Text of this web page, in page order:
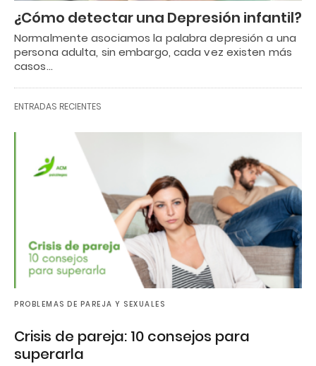
¿Cómo detectar una Depresión infantil?
Normalmente asociamos la palabra depresión a una
persona adulta, sin embargo, cada vez existen más
casos…
ENTRADAS RECIENTES
PROBLEMAS DE PAREJA Y SEXUALES
Crisis de pareja: 10 consejos para
superarla